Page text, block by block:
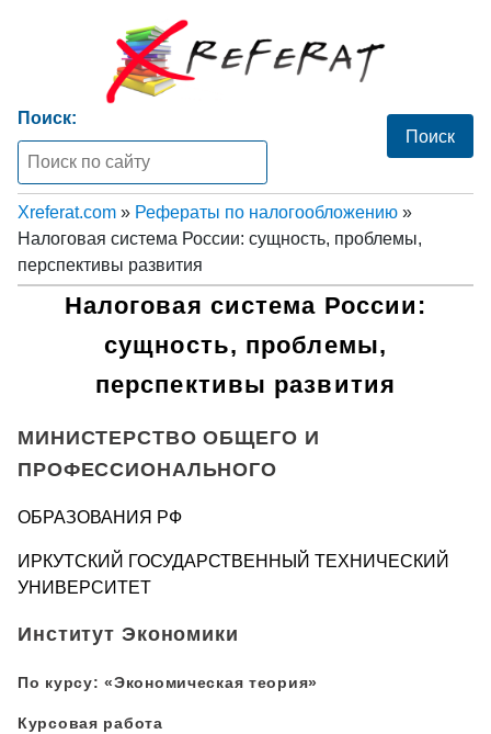
Поиск:
Xreferat.com » Рефераты по налогообложению »
Налоговая система России: сущность, проблемы,
перспективы развития
Налоговая система России:
сущность, проблемы,
перспективы развития
МИНИСТЕРСТВО ОБЩЕГО И
ПРОФЕССИОНАЛЬНОГО
ОБРАЗОВАНИЯ РФ
ИРКУТСКИЙ ГОСУДАРСТВЕННЫЙ ТЕХНИЧЕСКИЙ
УНИВЕРСИТЕТ
Институт Экономики
По курсу: «Экономическая теория»
Курсовая работа